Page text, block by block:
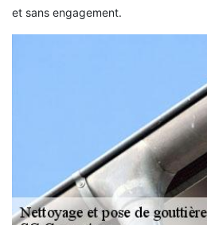
et sans engagement.